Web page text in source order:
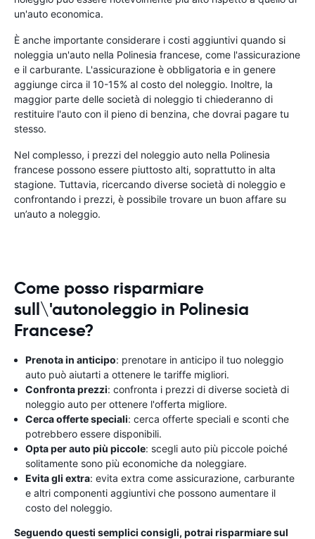
un'auto economica.
È anche importante considerare i costi aggiuntivi quando si
noleggia un'auto nella Polinesia francese, come l'assicurazione
e il carburante. L'assicurazione è obbligatoria e in genere
aggiunge circa il 10-15% al ​​costo del noleggio. Inoltre, la
maggior parte delle società di noleggio ti chiederanno di
restituire l'auto con il pieno di benzina, che dovrai pagare tu
stesso.
Nel complesso, i prezzi del noleggio auto nella Polinesia
francese possono essere piuttosto alti, soprattutto in alta
stagione. Tuttavia, ricercando diverse società di noleggio e
confrontando i prezzi, è possibile trovare un buon affare su
un’auto a noleggio.
Come posso risparmiare
sull\'autonoleggio in Polinesia
Francese?
Prenota in anticipo: prenotare in anticipo il tuo noleggio
auto può aiutarti a ottenere le tariffe migliori.
Confronta prezzi: confronta i prezzi di diverse società di
noleggio auto per ottenere l'offerta migliore.
Cerca offerte speciali: cerca offerte speciali e sconti che
potrebbero essere disponibili.
Opta per auto più piccole: scegli auto più piccole poiché
solitamente sono più economiche da noleggiare.
Evita gli extra: evita extra come assicurazione, carburante
e altri componenti aggiuntivi che possono aumentare il
costo del noleggio.
Seguendo questi semplici consigli, potrai risparmiare sul